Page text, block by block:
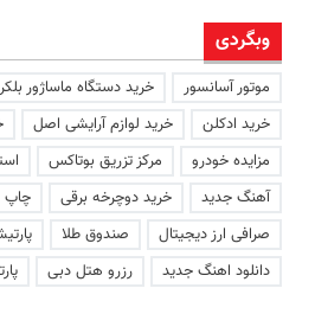
وبگردی
موتور آسانسور خرید دستگاه ماساژور بلکر
خرید ادکلن
خرید لوازم آرایشی اصل
مزایده خودرو
مرکز تزریق بوتاکس
آهنگ جدید
خرید دوچرخه برقی چاپ
صرافی ارز دیجیتال
صندوق طلا
دانلود اهنگ جدید
رزرو هتل دبی